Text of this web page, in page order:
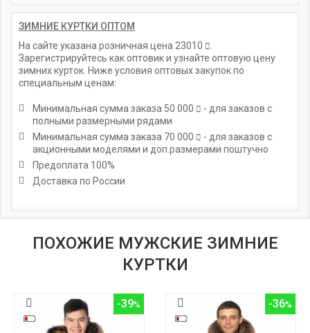
ЗИМНИЕ КУРТКИ ОПТОМ
На сайте указана розничная цена 23010
Зарегистрируйтесь как оптовик и узнайте оптовую цену
зимних курток. Ниже условия оптовых закупок по
специальным ценам:
Минимальная сумма заказа 50 000
- для заказов с
полными размерными рядами
Минимальная сумма заказа 70 000
- для заказов с
акционными моделями и доп.размерами поштучно
Предоплата 100%
Доставка по России
ПОХОЖИЕ МУЖСКИЕ ЗИМНИЕ
КУРТКИ
-39 -36